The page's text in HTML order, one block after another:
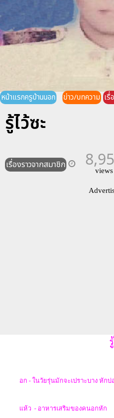
หน้าแรกครูบ้านนอก ข่าว/บทความ เรื่
รู้ไว้ซะ
เรื่องราวจากสมาชิก views
อก - ในวัยรุ่นมักจะเปราะบางหักบ่
แห้ว - อาหารเสริมของคนอกหัก